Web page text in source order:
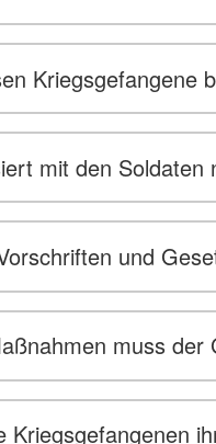
Kriegsgefangene
mit den Soldaten
und
muss
Kriegsgefangenen